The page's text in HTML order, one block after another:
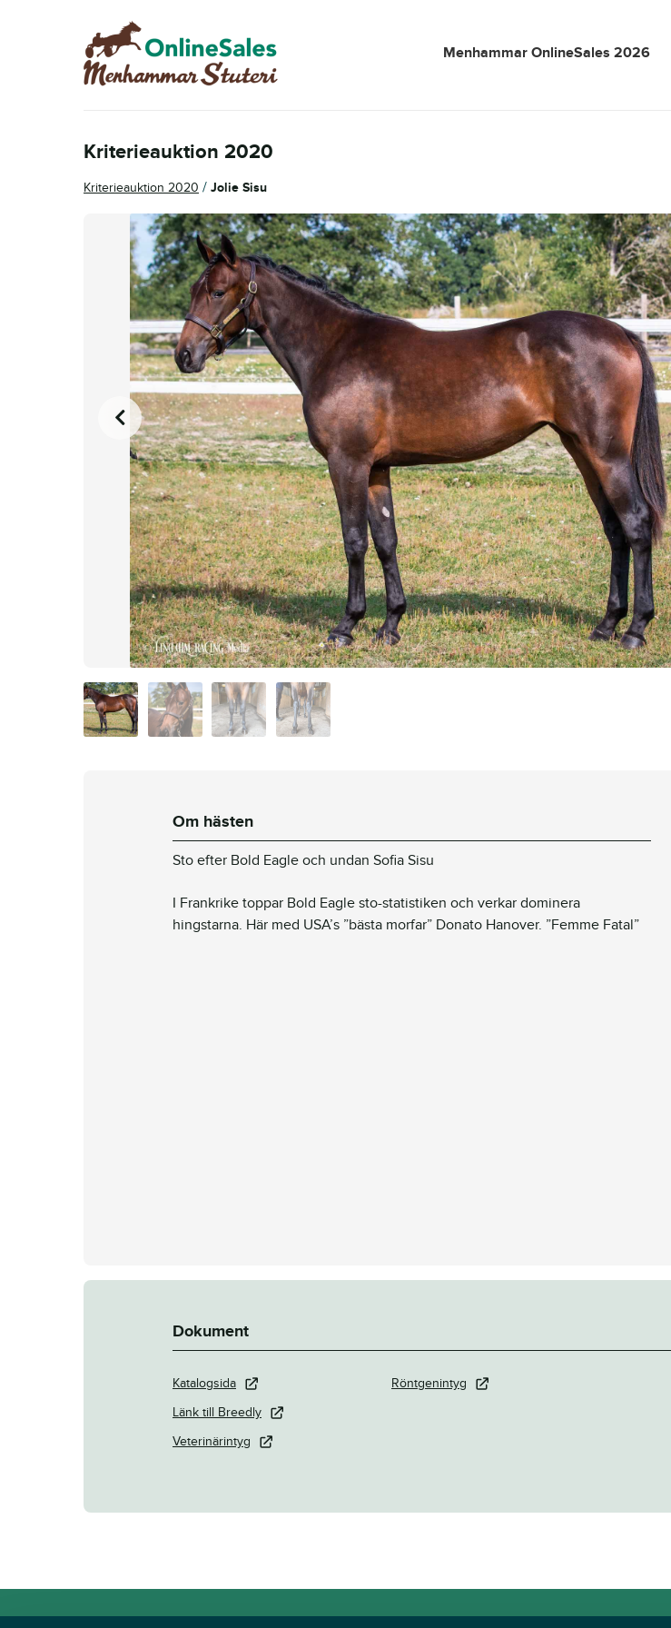
Hoppa
till
navigering
Hoppa
till
innehåll
Menhammar OnlineSales 2026
Kriterieauktion 2020
Kriterieauktion 2020 / Jolie Sisu
Om hästen
Sto efter Bold Eagle och undan Sofia Sisu
I Frankrike toppar Bold Eagle sto-statistiken och verkar dominera
hingstarna. Här med USA’s ”bästa morfar” Donato Hanover. ”Femme Fatal”
Dokument
Katalogsida
Länk till Breedly
Veterinärintyg
Röntgenintyg